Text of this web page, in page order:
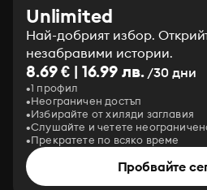
Unlimited
Най-добрият избор.
незабравими истории.
8.69 € | 16.99 лв./30 дни
1 профил
Неограничен достъп
Избирайте от хиляди заглавия
Слушайте и четете
Прекратете по всяко време
Пробвайте